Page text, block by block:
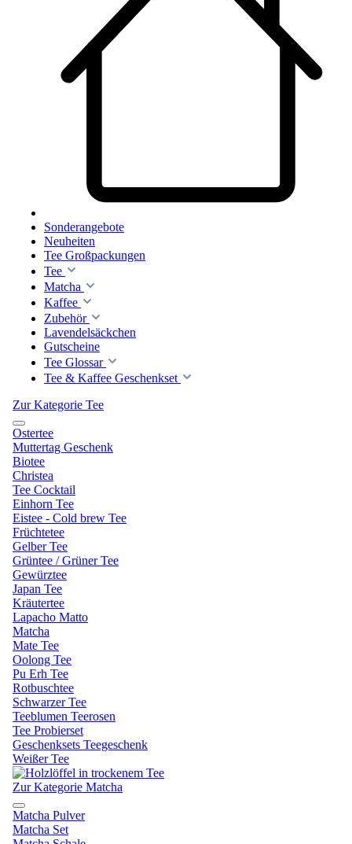
Sonderangebote
Neuheiten
Tee Großpackungen
Tee
Matcha
Kaffee
Zubehör
Lavendelsäckchen
Gutscheine
Tee Glossar
Tee & Kaffee Geschenkset
Zur Kategorie Tee
Ostertee
Muttertag Geschenk
Biotee
Christea
Tee Cocktail
Einhorn Tee
Eistee - Cold brew Tee
Früchtetee
Gelber Tee
Grüntee / Grüner Tee
Gewürztee
Japan Tee
Kräutertee
Lapacho Matto
Matcha
Mate Tee
Oolong Tee
Pu Erh Tee
Rotbuschtee
Schwarzer Tee
Teeblumen Teerosen
Tee Probierset
Geschenksets Teegeschenk
Weißer Tee
Zur Kategorie Matcha
Matcha Pulver
Matcha Set